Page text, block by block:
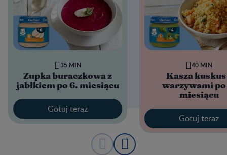
Zupka buraczkowa z
jabłkiem po 6. miesiącu
35 MIN
Gotuj teraz
Kasza kuskus
warzywami po
miesiącu
40 MIN
Gotuj teraz